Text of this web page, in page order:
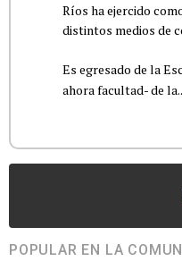
Ríos ha ejercido
distintos medios de
Es egresado de la
ahora facultad- de
POPULAR EN LA